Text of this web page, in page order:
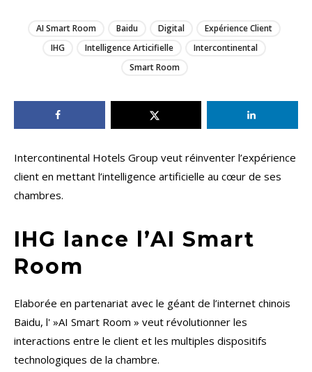
AI Smart Room Baidu Digital
Expérience Client
IHG
Intelligence Articifielle
Intercontinental
Smart Room
Intercontinental Hotels Group veut réinventer l’expérience
client en mettant l’intelligence artificielle au cœur de ses
chambres.
IHG lance l’AI Smart
Room
Elaborée en partenariat avec le géant de l’internet chinois
Baidu, l' »AI Smart Room » veut révolutionner les
interactions entre le client et les multiples dispositifs
technologiques de la chambre.